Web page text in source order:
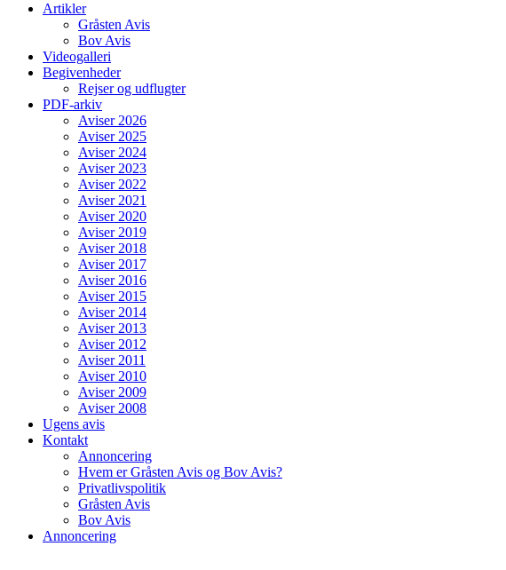
Artikler
Gråsten Avis
Bov Avis
Videogalleri
Begivenheder
Rejser og udflugter
PDF-arkiv
Aviser 2026
Aviser 2025
Aviser 2024
Aviser 2023
Aviser 2022
Aviser 2021
Aviser 2020
Aviser 2019
Aviser 2018
Aviser 2017
Aviser 2016
Aviser 2015
Aviser 2014
Aviser 2013
Aviser 2012
Aviser 2011
Aviser 2010
Aviser 2009
Aviser 2008
Ugens avis
Kontakt
Annoncering
Hvem er Gråsten Avis og Bov Avis?
Privatlivspolitik
Gråsten Avis
Bov Avis
Annoncering